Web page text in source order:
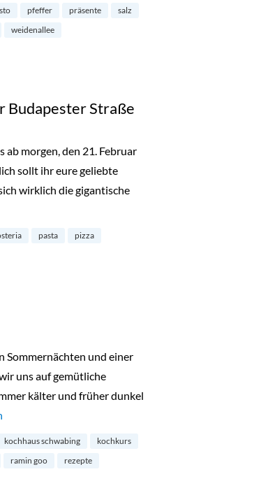
pfeffer präsente
salz
weidenallee
Budapester Straße
morgen, den 21. Februar
sollt ihr eure geliebte
wirklich die gigantische
der Budapester Straße“
pasta pizza
Sommernächten und einer
uns auf gemütliche
kälter und früher dunkel
Schwabing“
kochhaus schwabing
kochkurs
ramin goo
rezepte